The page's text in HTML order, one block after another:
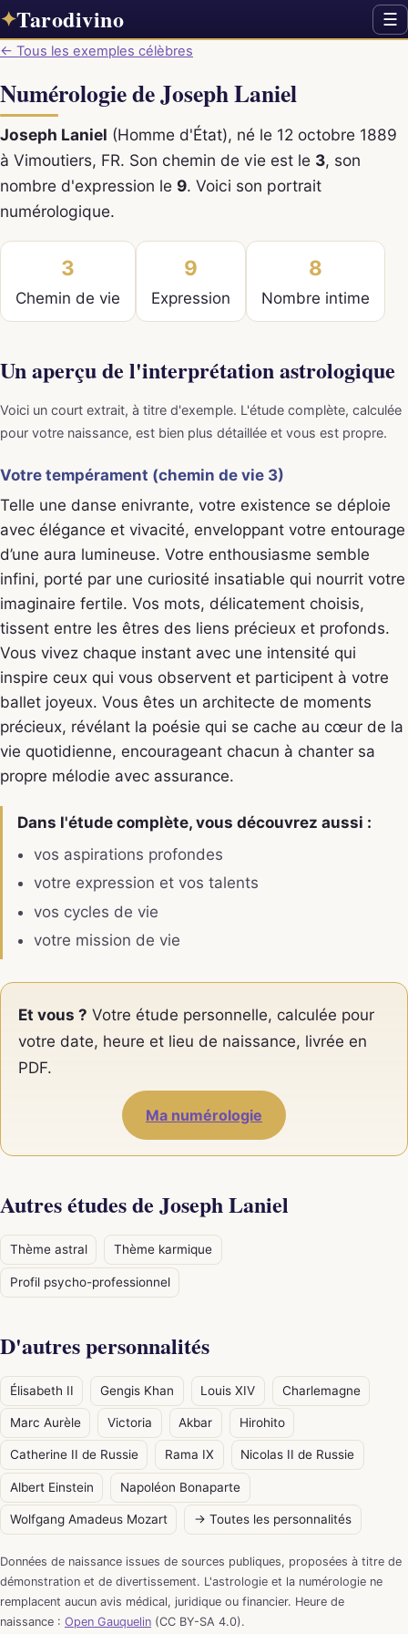
✦Tarodivino ☰
← Tous les exemples célèbres
Numérologie de Joseph Laniel
Joseph Laniel (Homme d'État), né le 12 octobre 1889
à Vimoutiers, FR. Son chemin de vie est le 3, son
nombre d'expression le 9. Voici son portrait
numérologique.
3
Chemin de vie
9
Expression
8
Nombre intime
Un aperçu de l'interprétation astrologique
Voici un court extrait, à titre d'exemple. L'étude complète, calculée
pour votre naissance, est bien plus détaillée et vous est propre.
Votre tempérament (chemin de vie 3)
Telle une danse enivrante, votre existence se déploie
avec élégance et vivacité, enveloppant votre entourage
d’une aura lumineuse. Votre enthousiasme semble
infini, porté par une curiosité insatiable qui nourrit votre
imaginaire fertile. Vos mots, délicatement choisis,
tissent entre les êtres des liens précieux et profonds.
Vous vivez chaque instant avec une intensité qui
inspire ceux qui vous observent et participent à votre
ballet joyeux. Vous êtes un architecte de moments
précieux, révélant la poésie qui se cache au cœur de la
vie quotidienne, encourageant chacun à chanter sa
propre mélodie avec assurance.
Dans l'étude complète, vous découvrez aussi :
vos aspirations profondes
votre expression et vos talents
vos cycles de vie
votre mission de vie
Et vous ? Votre étude personnelle, calculée pour
votre date, heure et lieu de naissance, livrée en
PDF.
Ma numérologie
Autres études de Joseph Laniel
Thème astral Thème karmique
Profil psycho-professionnel
D'autres personnalités
Élisabeth II Gengis Khan Louis XIV Charlemagne
Marc Aurèle Victoria Akbar Hirohito
Catherine II de Russie Rama IX Nicolas II de Russie
Albert Einstein Napoléon Bonaparte
Wolfgang Amadeus Mozart → Toutes les personnalités
Données de naissance issues de sources publiques, proposées à titre de
démonstration et de divertissement. L'astrologie et la numérologie ne
remplacent aucun avis médical, juridique ou financier. Heure de
naissance : Open Gauquelin (CC BY-SA 4.0).